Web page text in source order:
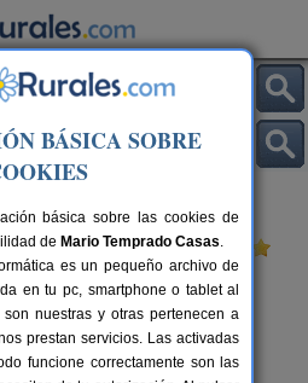
de Mazo
BÁSICA SOBRE
básica sobre las cookies de
de Mario Temprado Casas.
es un pequeño archivo de
en tu pc, smartphone o tablet al
nuestras y otras pertenecen a
prestan servicios. Las activadas
funcione correctamente son las